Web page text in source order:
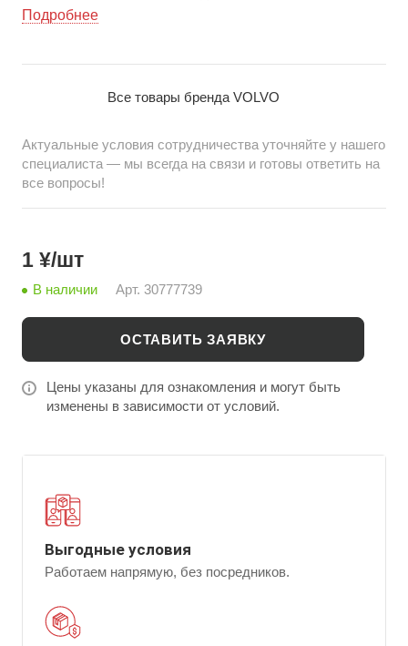
стандартов качества, обеспечивает эффективное
стабильной работе двигателя. Идеальное решение
оптом на china-bazar.ru.
Подробнее
Все товары бренда VOLVO
Актуальные условия сотрудничества уточняйте у нашего
специалиста — мы всегда на связи и готовы ответить на
все вопросы!
1 ¥/шт
В наличии Арт. 30777739
ОСТАВИТЬ ЗАЯВКУ
Цены указаны для ознакомления и могут быть
изменены в зависимости от условий.
Выгодные условия
Работаем напрямую, без посредников.